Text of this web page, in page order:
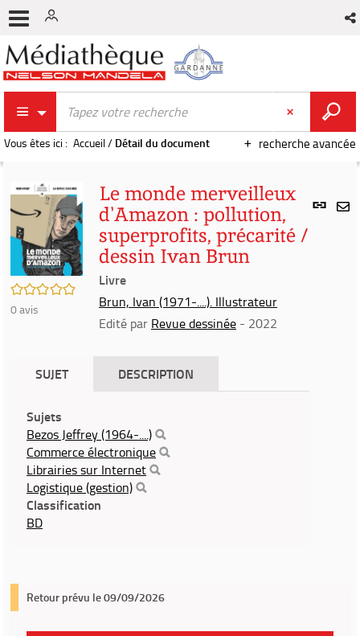
recherche avancée
Vous êtes ici : Accueil/ Détail du document
Lien
/5
0avis
Le monde merveilleux
d'Amazon : pollution,
superprofits, précarité /
dessin Ivan Brun
Livre
Brun, Ivan (1971-....). Illustrateur
Edité par Revue dessinée - 2022
SUJET DESCRIPTION
Sujets
Bezos Jeffrey (1964-....)
Commerce électronique
Librairies sur Internet
Logistique (gestion)
Classification
BD
Retour prévu le 09/09/2026